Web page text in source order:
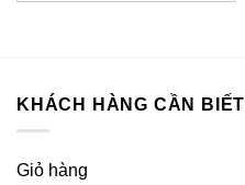
KHÁCH HÀNG CẦN BIẾT
Giỏ hàng